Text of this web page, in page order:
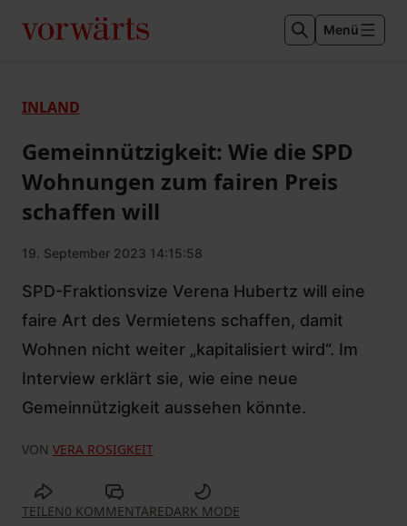
Menü
INLAND
Gemeinnützigkeit: Wie die SPD
Wohnungen zum fairen Preis
schaffen will
19. September 2023 14:15:58
SPD-Fraktionsvize Verena Hubertz will eine
faire Art des Vermietens schaffen, damit
Wohnen nicht weiter „kapitalisiert wird“. Im
Interview erklärt sie, wie eine neue
Gemeinnützigkeit aussehen könnte.
VON VERA ROSIGKEIT
TEILEN0 KOMMENTAREDARK MODE